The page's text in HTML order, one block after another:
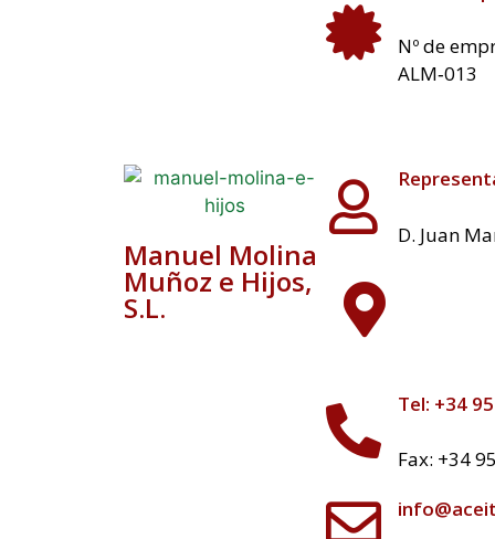
Nº de
ALM‐013
Manuel Molina
Muñoz e Hijos,
S.L.
D. Juan
Tel: +34
Fax: +34